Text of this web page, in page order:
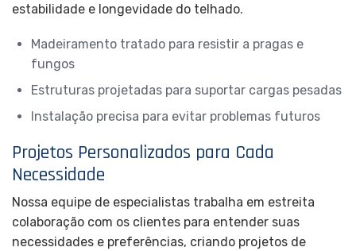
estabilidade e longevidade do telhado.
Madeiramento tratado para resistir a pragas e
fungos
Estruturas projetadas para suportar cargas pesadas
Instalação precisa para evitar problemas futuros
Projetos Personalizados para Cada
Necessidade
Nossa equipe de especialistas trabalha em estreita
colaboração com os clientes para entender suas
necessidades e preferências, criando projetos de